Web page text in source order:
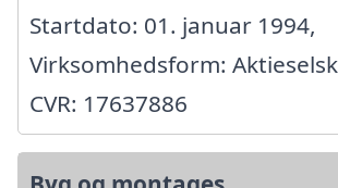
Startdato: 01. januar 1994,
Virksomhedsform:
CVR: 17637886